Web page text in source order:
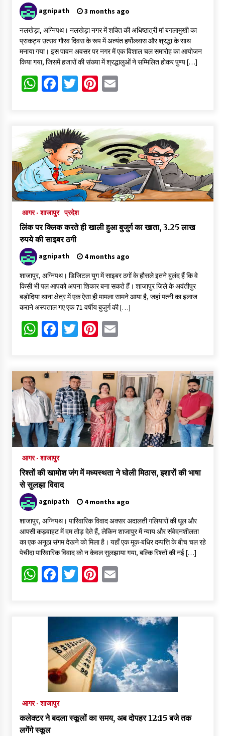
बाबा महाकाल की सवारी मार्ग का हो रहा कायाकल्प, भव्य वॉल पेंटिंग और चौड़ी
सड़कों से निखरेगी अवंतिका की अलौकिक छटा
5 days ago
महाकाल मंदिर क्षेत्र के आश्रम में हड़कंप, महामंडलेश्वर ज्ञानदास पर दुष्कर्म
का केस दर्ज, गिरफ्तारी के लिए पुलिस की दबिश
5 days ago
agnipath 3 months ago
नलखेड़ा, अग्निपथ। नलखेड़ा नगर में शक्ति की अधिष्ठात्री मां बगलामुखी का
प्राकट्य उत्सव गौरव दिवस के रूप में अत्यंत हर्षोल्लास और श्रद्धा के साथ
मनाया गया। इस पावन अवसर पर नगर में एक विशाल चल समारोह का आयोजन
किया गया, जिसमें हजारों की संख्या में श्रद्धालुओं ने सम्मिलित होकर पुण्य […]
WhatsApp
Facebook
TwitterPinterest
Email
आगर - शाजापुर प्रदेश
लिंक पर क्लिक करते ही खाली हुआ बुजुर्ग का खाता, 3.25 लाख
रुपये की साइबर ठगी
agnipath 4 months ago
शाजापुर, अग्निपथ। डिजिटल युग में साइबर ठगों के हौसले इतने बुलंद हैं कि वे
किसी भी पल आपको अपना शिकार बना सकते हैं। शाजापुर जिले के अवंतीपुर
बड़ोदिया थाना क्षेत्र में एक ऐसा ही मामला सामने आया है, जहां पत्नी का इलाज
कराने अस्पताल गए एक 71 वर्षीय बुजुर्ग की […]
WhatsApp
Facebook
TwitterPinterest
Email
आगर - शाजापुर
रिश्तों की खामोश जंग में मध्यस्थता ने घोली मिठास, इशारों की भाषा
से सुलझा विवाद
agnipath 4 months ago
शाजापुर, अग्निपथ। पारिवारिक विवाद अक्सर अदालती गलियारों की धूल और
आपसी कड़वाहट में दम तोड़ देते हैं, लेकिन शाजापुर में न्याय और संवेदनशीलता
का एक अनूठा संगम देखने को मिला है। यहाँ एक मूक-बधिर दम्पत्ति के बीच चल रहे
पेचीदा पारिवारिक विवाद को न केवल सुलझाया गया, बल्कि रिश्तों की नई […]
WhatsApp
Facebook
TwitterPinterest
Email
आगर - शाजापुर
कलेक्टर ने बदला स्कूलों का समय, अब दोपहर 12:15 बजे तक
लगेंगे स्कूल